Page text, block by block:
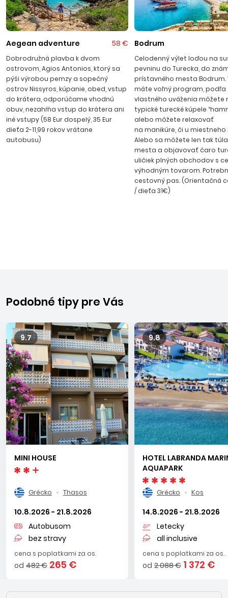
tradičné dedinky vo vnútrozemí ako Zia, Pyli, Asfendiou,
Kefalos, najkrajšie pláže Paradise Beach a Golden Beach,
ako aj všetky ďaľšie čarovné zákutia ostrova v priebehu
jedného dňa.
Psalidi
Kľudné rekreačné stedisko a letovisko Psalidi sa nachádza
cca. 1,6 km juhovýchodne od hlavného mesta Kos.
Vyznačuje sa výbornými podmienkami pre strávenie
dovolenky. Sú tu piesočnaté, kamienkové, zmiešané pláže.
Mnoho reštaurácií, obchodov, barov, požičovní motoriek, áut,
Aegean adventure 58 €
Dobrodružná plavba k dvom
ostrovom, Agios Antonios, ktorý sa
pýši výrobou pemzy a sopečný
ostrov Nissyros, kúpanie, obed, vstup
do krátera, odporúčame vhodnú
obuv, nezahŕňa vstup do krátera ani
iné vstupy (58 Eur dospelý, 35 Eur
dieťa 2-11,99 rokov vrátane
autobusu)
Bodrum
Celodenný výlet loďou na
pevninu do Turecka, do
prístavného mesta Bodrum.
máte voľný program, podľa
vlastného uváženia môžete
typické turecké kúpele
alebo môžete relaxovať
na manikúre, či u miestneho
Alebo sa môžete len tak
mesta a objavovať čaro
uličiek plných obchodov s
výhodným tovarom.
cestovný pas. (Orientačná
/ dieťa 31€)
Podobné tipy pre Vás
9.7
MINI HOUSE
Grécko Thasos
10.8.2026 - 21.8.2026
Autobusom
bez stravy
cena s poplatkami za os.
od 482 € 265 €
9.8
HOTEL LABRANDA
AQUAPARK
Grécko Kos
14.8.2026 - 21.8.2026
Letecky
all inclusive
cena s poplatkami za os.
od 2 088 € 1 372 €